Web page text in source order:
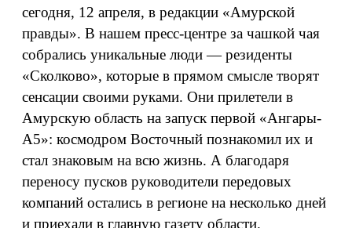
сегодня, 12 апреля, в редакции «Амурской
правды». В нашем пресс-центре за чашкой чая
собрались уникальные люди — резиденты
«Сколково», которые в прямом смысле творят
сенсации своими руками. Они прилетели в
Амурскую область на запуск первой «Ангары-
А5»: космодром Восточный познакомил их и
стал знаковым на всю жизнь. А благодаря
переносу пусков руководители передовых
компаний остались в регионе на несколько дней
и приехали в главную газету области.